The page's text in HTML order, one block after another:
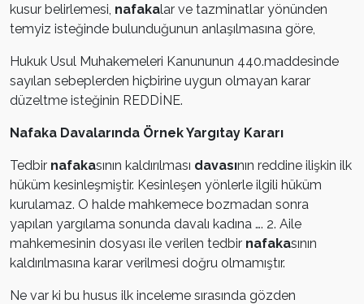
kusur belirlemesi, nafakalar ve tazminatlar yönünden
temyiz isteğinde bulunduğunun anlaşılmasına göre,
Hukuk Usul Muhakemeleri Kanununun 440.maddesinde
sayılan sebeplerden hiçbirine uygun olmayan karar
düzeltme isteğinin REDDİNE.
Nafaka Davalarında Örnek Yargıtay Kararı
Tedbir nafakasının kaldırılması davasının reddine ilişkin ilk
hüküm kesinleşmiştir. Kesinleşen yönlerle ilgili hüküm
kurulamaz. O halde mahkemece bozmadan sonra
yapılan yargılama sonunda davalı kadına …. 2. Aile
mahkemesinin dosyası ile verilen tedbir nafakasının
kaldırılmasına karar verilmesi doğru olmamıştır.
Ne var ki bu husus ilk inceleme sırasında gözden